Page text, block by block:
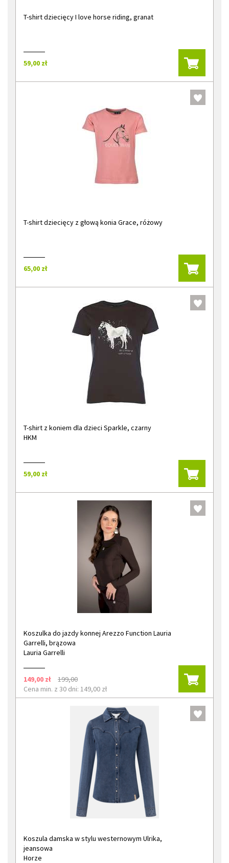
T-shirt dziecięcy I love horse riding, granat
59,00 zł
T-shirt dziecięcy z głową konia Grace, różowy
65,00 zł
T-shirt z koniem dla dzieci Sparkle, czarny
HKM
59,00 zł
Koszulka do jazdy konnej Arezzo Function Lauria
Garrelli, brązowa
Lauria Garrelli
149,00 zł
199,00
Cena min. z 30 dni: 149,00 zł
Koszula damska w stylu westernowym Ulrika,
jeansowa
Horze